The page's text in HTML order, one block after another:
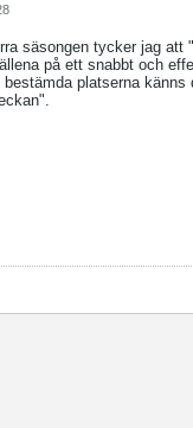
säsongen tycker jag
på ett snabbt och
bestämda platserna